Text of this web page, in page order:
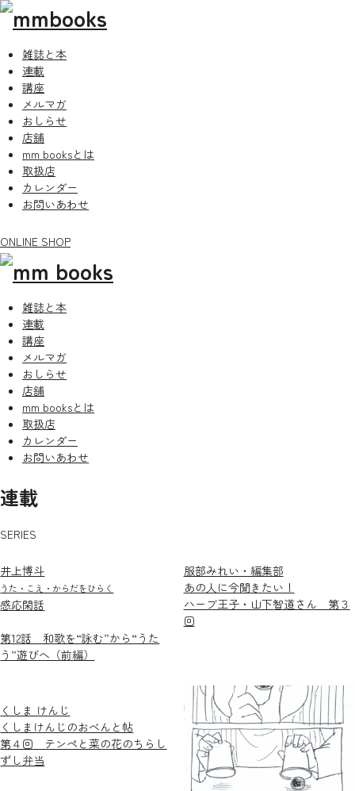
雑誌と本
連載
講座
メルマガ
おしらせ
店舗
mm booksとは
取扱店
カレンダー
お問いあわせ
ONLINE SHOP
雑誌と本
連載
講座
メルマガ
おしらせ
店舗
mm booksとは
取扱店
カレンダー
お問いあわせ
連載
SERIES
井上博斗
うた・こえ・からだをひらく
感応閑話
第12話 和歌を“詠む”から“うた
う”遊びへ（前編）
服部みれい・編集部
あの人に今聞きたい！
ハーブ王子・山下智道さん 第３
回
くしま けんじ
くしまけんじのおべんと帖
第４回 テンペと菜の花のちらし
ずし弁当